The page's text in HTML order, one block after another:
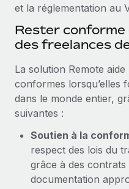
candidats
Remote Watchtower
matière de conformité
Gestion des appareils
Achetez et suivez vos
Création d’entité
Établissez des entités
conformité
ÉTUDES DE CAS
Comment Weaviate,
ses effectifs de 120
Weaviate en bref
source et AI-first. Sa
En savoir plus
Intégration Remote x
l’international, le
plateforme
BLOG
EOR et PEO
Gestion des freelances
Taxes
Explorer le blog
et la réglementation au
Rester conforme
des freelances
La solution Remote
conformes lorsqu’elles
dans le monde entier,
suivantes :
Soutien à la
respect des lois du
grâce à des contrats
documentation